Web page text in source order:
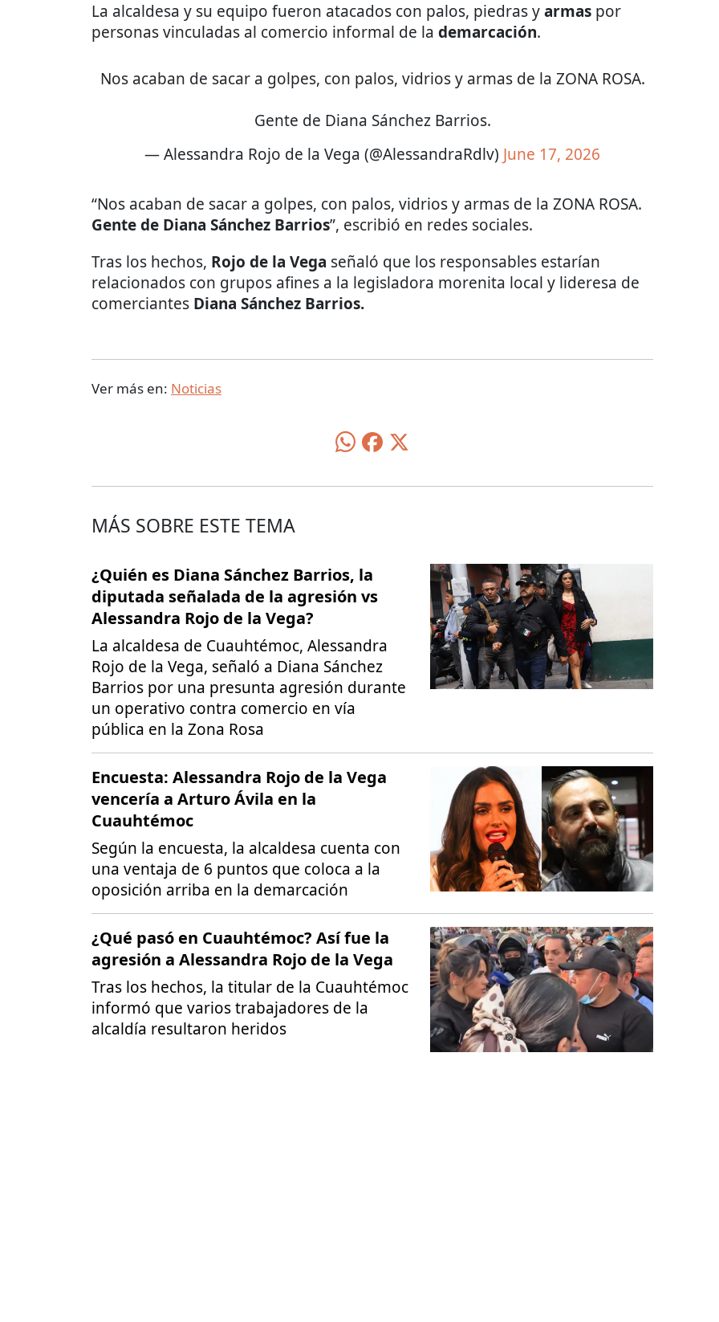
La alcaldesa y su equipo fueron atacados con palos, piedras yarmas por
personas vinculadas al comercio informal de la demarcación.
Nos acaban de sacar a golpes, con palos, vidrios y armas de la ZONA ROSA.
Gente de Diana Sánchez Barrios.
— Alessandra Rojo de la Vega (@AlessandraRdlv) June 17, 2026
“Nos acaban de sacar a golpes, con palos, vidrios y armas de la ZONA ROSA.
Gente de Diana Sánchez Barrios”, escribió en redes sociales.
Tras los hechos, Rojo de la Vega señaló que los responsables estarían
relacionados con grupos afines a la legisladora morenita local y lideresa de
comerciantes Diana Sánchez Barrios.
Ver más en: Noticias
MÁS SOBRE ESTE TEMA
¿Quién es Diana Sánchez Barrios, la
diputada señalada de la agresión vs
Alessandra Rojo de la Vega?
La alcaldesa de Cuauhtémoc, Alessandra
Rojo de la Vega, señaló a Diana Sánchez
Barrios por una presunta agresión durante
un operativo contra comercio en vía
pública en la Zona Rosa
Encuesta: Alessandra Rojo de la Vega
vencería a Arturo Ávila en la
Cuauhtémoc
Según la encuesta, la alcaldesa cuenta con
una ventaja de 6 puntos que coloca a la
oposición arriba en la demarcación
¿Qué pasó en Cuauhtémoc? Así fue la
agresión a Alessandra Rojo de la Vega
Tras los hechos, la titular de la Cuauhtémoc
informó que varios trabajadores de la
alcaldía resultaron heridos